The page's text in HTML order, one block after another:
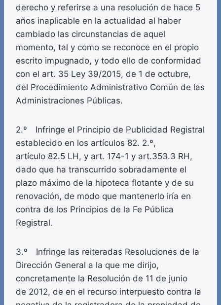
derecho y referirse a una resolución de hace 5
años inaplicable en la actualidad al haber
cambiado las circunstancias de aquel
momento, tal y como se reconoce en el propio
escrito impugnado, y todo ello de conformidad
con el art. 35 Ley 39/2015, de 1 de octubre,
del Procedimiento Administrativo Común de las
Administraciones Públicas.
2.º Infringe el Principio de Publicidad Registral
establecido en los artículos 82. 2.º,
artículo 82.5 LH, y art. 174-1 y art.353.3 RH,
dado que ha transcurrido sobradamente el
plazo máximo de la hipoteca flotante y de su
renovación, de modo que mantenerlo iría en
contra de los Principios de la Fe Pública
Registral.
3.º Infringe las reiteradas Resoluciones de la
Dirección General a la que me dirijo,
concretamente la Resolución de 11 de junio
de 2012, de en el recurso interpuesto contra la